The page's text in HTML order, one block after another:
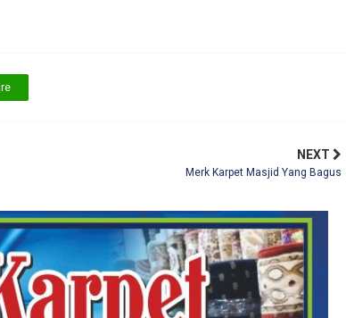
NEXT
Merk Karpet Masjid Yang Bagus